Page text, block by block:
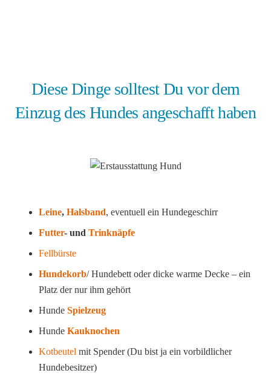
Diese Dinge solltest Du vor dem
Einzug des Hundes angeschafft haben
Leine, Halsband, eventuell ein Hundegeschirr
Futter- und Trinknäpfe
Fellbürste
Hundekorb/ Hundebett oder dicke warme Decke – ein
Platz der nur ihm gehört
Hunde Spielzeug
Hunde Kauknochen
Kotbeutel mit Spender (Du bist ja ein vorbildlicher
Hundebesitzer)